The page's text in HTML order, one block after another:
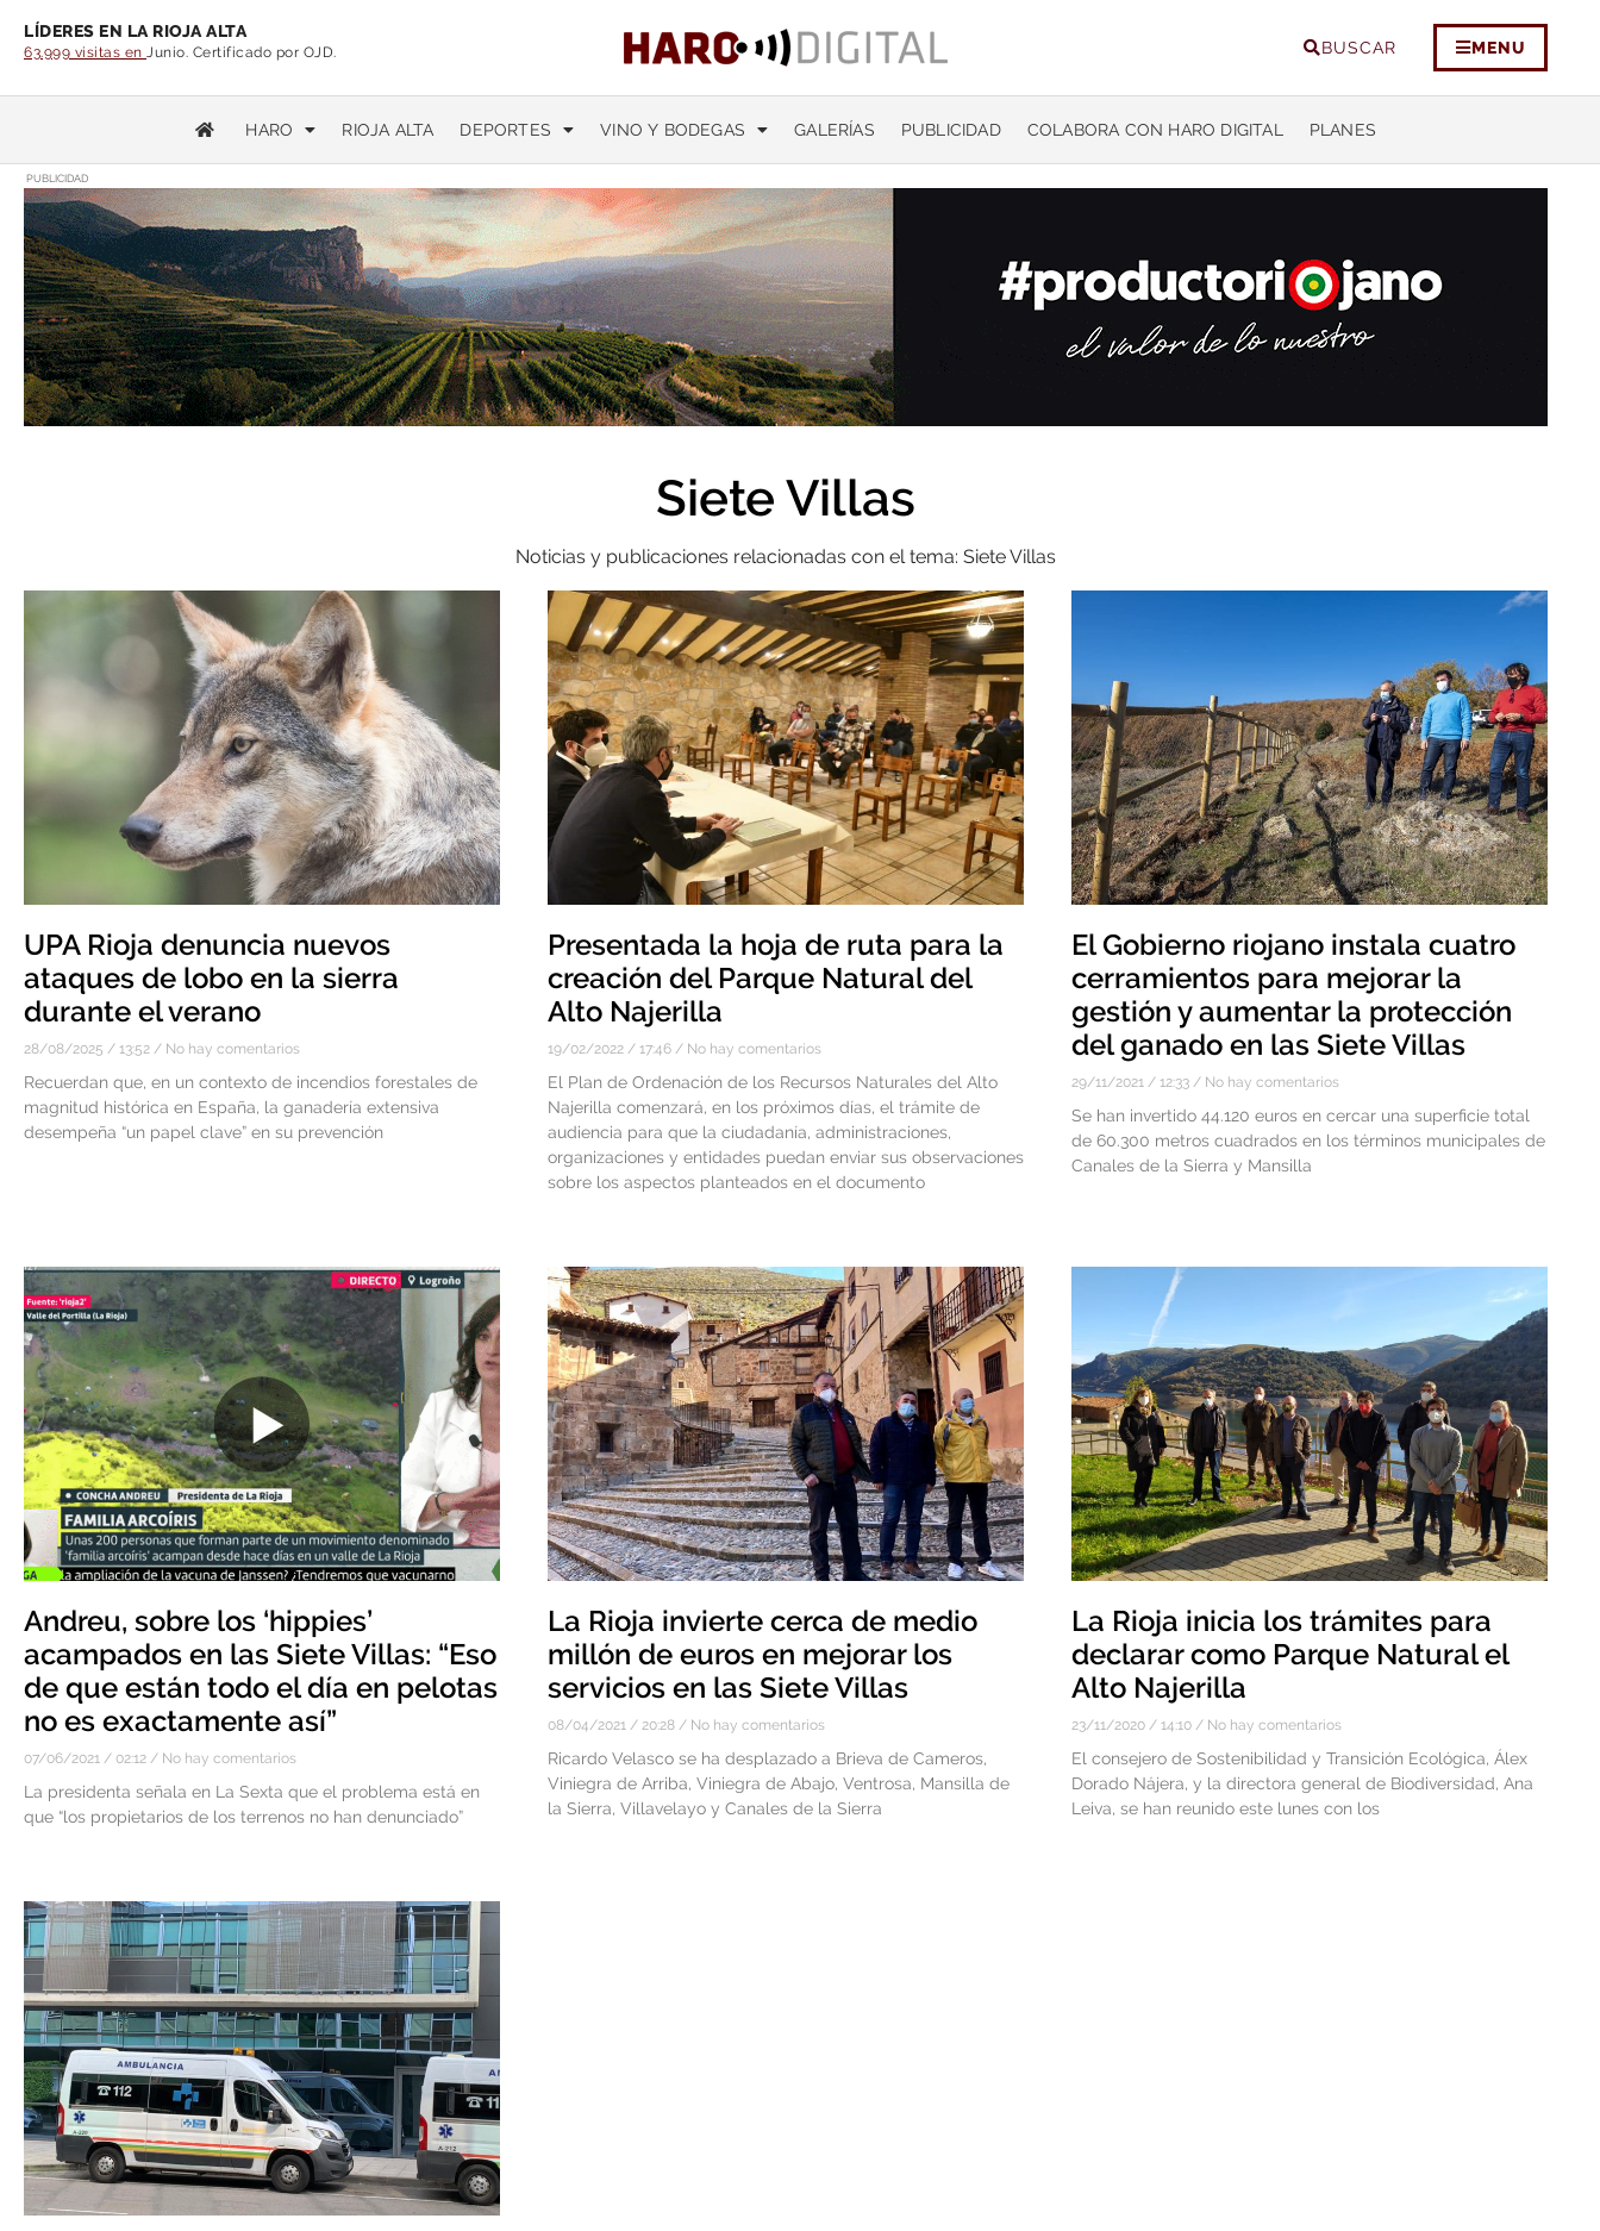
LÍDERES EN LA RIOJA ALTA
63.999 visitas en Junio. Certificado por OJD. BUSCAR MENU
HARO RIOJA ALTA DEPORTES VINO Y BODEGAS GALERÍAS PUBLICIDAD COLABORA CON HARO DIGITAL PLANES
PUBLICIDAD
Siete Villas
Noticias y publicaciones relacionadas con el tema: Siete Villas
UPA Rioja denuncia nuevos
ataques de lobo en la sierra
durante el verano
28/08/2025 13:52 No hay comentarios
Recuerdan que, en un contexto de incendios forestales de
magnitud histórica en España, la ganadería extensiva
desempeña “un papel clave” en su prevención
Presentada la hoja de ruta para la
creación del Parque Natural del
Alto Najerilla
19/02/2022 17:46 No hay comentarios
El Plan de Ordenación de los Recursos Naturales del Alto
Najerilla comenzará, en los próximos días, el trámite de
audiencia para que la ciudadanía, administraciones,
organizaciones y entidades puedan enviar sus observaciones
sobre los aspectos planteados en el documento
El Gobierno riojano instala cuatro
cerramientos para mejorar la
gestión y aumentar la protección
del ganado en las Siete Villas
29/11/2021 12:33 No hay comentarios
Se han invertido 44.120 euros en cercar una superficie total
de 60.300 metros cuadrados en los términos municipales de
Canales de la Sierra y Mansilla
Andreu, sobre los ‘hippies’
acampados en las Siete Villas: “Eso
de que están todo el día en pelotas
no es exactamente así”
07/06/2021 02:12 No hay comentarios
La presidenta señala en La Sexta que el problema está en
que “los propietarios de los terrenos no han denunciado”
La Rioja invierte cerca de medio
millón de euros en mejorar los
servicios en las Siete Villas
08/04/2021 20:28 No hay comentarios
Ricardo Velasco se ha desplazado a Brieva de Cameros,
Viniegra de Arriba, Viniegra de Abajo, Ventrosa, Mansilla de
la Sierra, Villavelayo y Canales de la Sierra
La Rioja inicia los trámites para
declarar como Parque Natural el
Alto Najerilla
23/11/2020 14:10 No hay comentarios
El consejero de Sostenibilidad y Transición Ecológica, Álex
Dorado Nájera, y la directora general de Biodiversidad, Ana
Leiva, se han reunido este lunes con los